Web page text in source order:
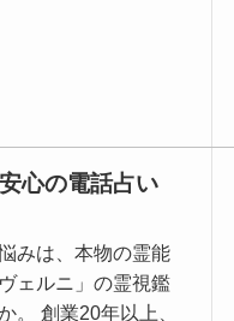
心の電話占い
みは、本物の霊能
ェルニ」の霊視鑑
。 創業20年以上、